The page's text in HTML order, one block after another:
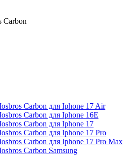
Carbon
Carbon для Iphone 17 Air
Carbon для Iphone 16E
Carbon для Iphone 17
Carbon для Iphone 17 Pro
Carbon для Iphone 17 Pro Max
Carbon Samsung